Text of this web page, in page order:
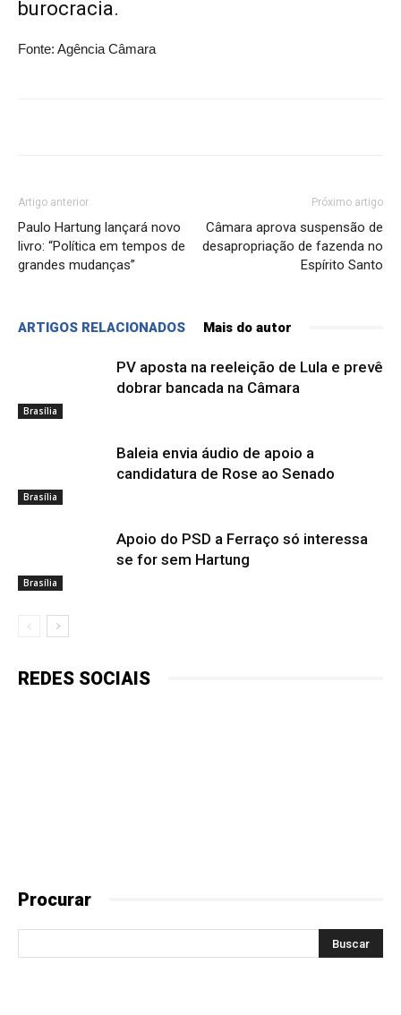
burocracia.
Fonte: Agência Câmara
Artigo anterior
Paulo Hartung lançará novo
livro: “Política em tempos de
grandes mudanças”
Próximo artigo
Câmara aprova suspensão de
desapropriação de fazenda no
Espírito Santo
ARTIGOS RELACIONADOS Mais do autor
Brasília
PV aposta na reeleição de Lula e prevê
dobrar bancada na Câmara
Brasília
Baleia envia áudio de apoio a
candidatura de Rose ao Senado
Brasília
Apoio do PSD a Ferraço só interessa
se for sem Hartung
REDES SOCIAIS
Procurar